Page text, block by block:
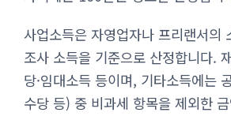
사업소득은 자영업자나 프리랜서의
조사 소득을 기준으로 산정합니다.
당·임대소득 등이며, 기타소득에는
수당 등) 중 비과세 항목을 제외한